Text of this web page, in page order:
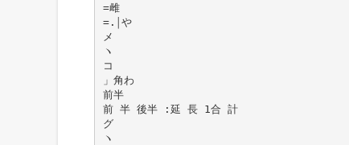
=雌
=.￨や
メ
ヽ
コ
」角わ
前半
前 半 後半 :延 長 1合 計
グ
ヽ